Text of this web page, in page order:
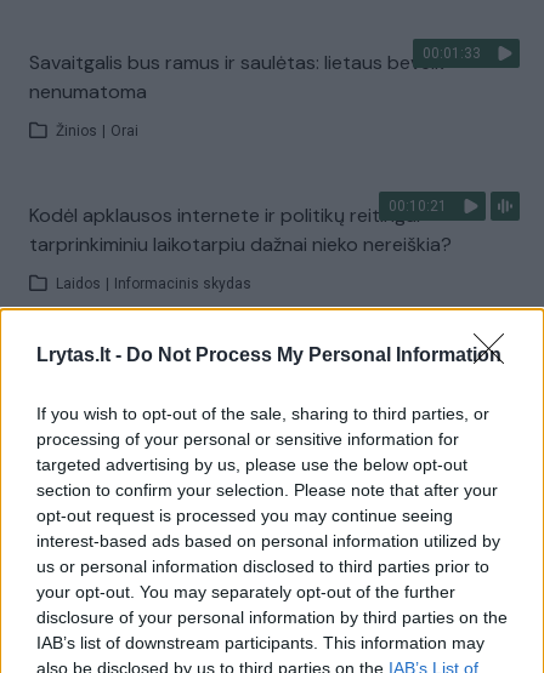
Lrytas.lt - Do Not Process My Personal Information
If you wish to opt-out of the sale, sharing to third parties, or
processing of your personal or sensitive information for
targeted advertising by us, please use the below opt-out
section to confirm your selection. Please note that after your
opt-out request is processed you may continue seeing
interest-based ads based on personal information utilized by
us or personal information disclosed to third parties prior to
your opt-out. You may separately opt-out of the further
disclosure of your personal information by third parties on the
IAB’s list of downstream participants. This information may
also be disclosed by us to third parties on the IAB’s List of
00:01:33
Savaitgalis bus ramus ir saulėtas: lietaus beveik
nenumatoma
Žinios Orai
00:10:21
Kodėl apklausos internete ir politikų reitingai
tarprinkiminiu laikotarpiu dažnai nieko nereiškia?
Laidos Informacinis skydas
Visi įrašai
Žiūrimiausi įrašai
00:00:30
Vaizdai iš tragiškos avarijos Vilniaus r.: dviejų moterų ir
vaiko gyvybių išgelbėti nepavyko
Žinios Lietuvos diena